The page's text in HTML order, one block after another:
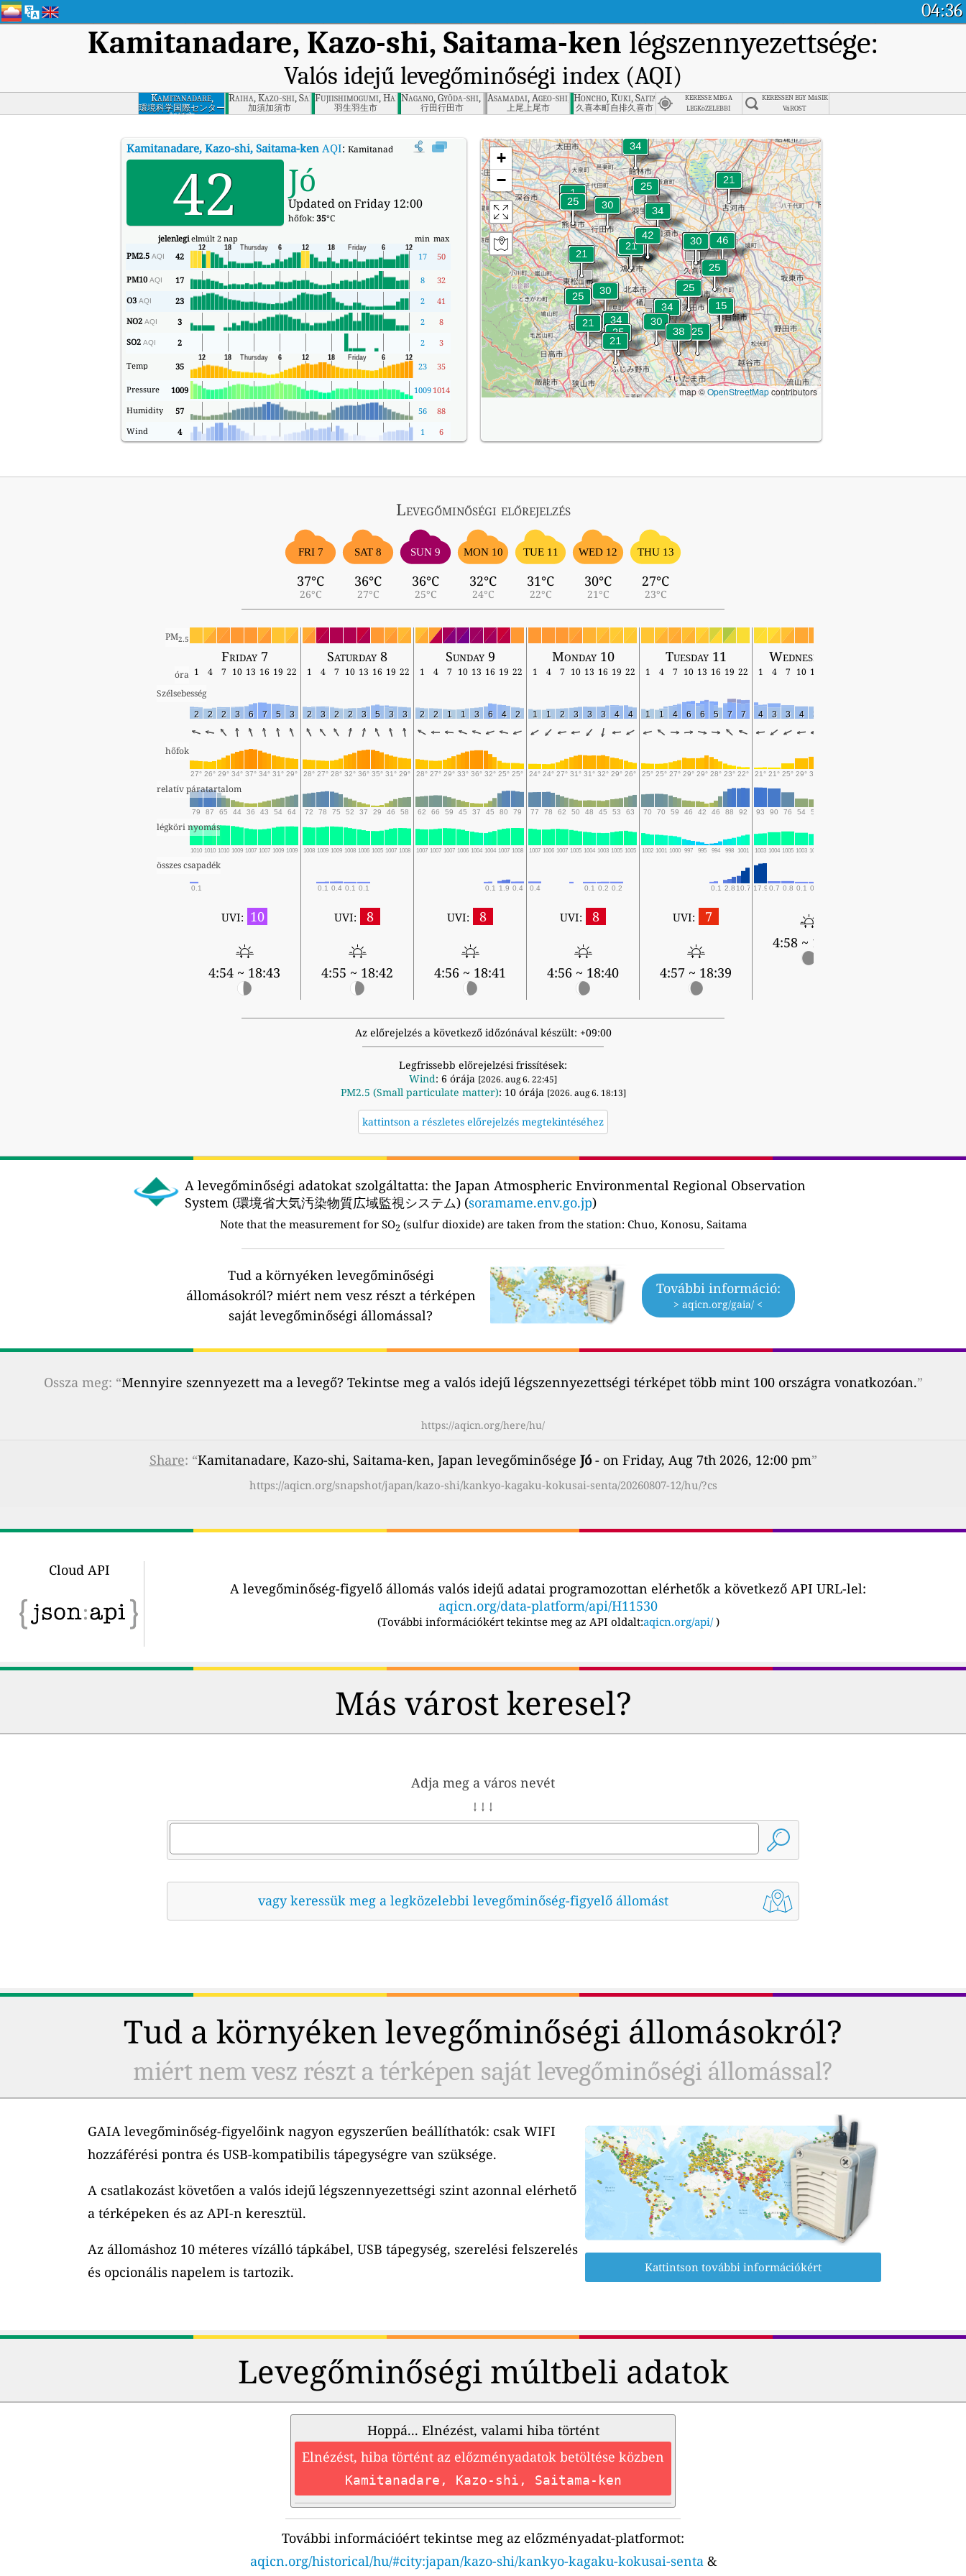
04:36
Kamitanadare, Kazo-shi, Saitama-ken légszennyezettsége:
Valós idejű levegőminőségi index (AQI)
Kamitanadare,
Kazo-shi, Saitama-
ken
環境科学国際センター
加須市
Raiha, Kazo-shi, Saitama-ken
加須加須市
Fujiishimogumi, Hanyu-shi, Saitama-ken
羽生羽生市
Nagano, Gyōda-shi, Saitama-ken
行田行田市
Asamadai, Ageo-shi, Saitama-ken
上尾上尾市
Honcho, Kuki, Saitama
久喜本町自排久喜市
KERESSE MEG A
LEGKöZELEBBI
KERESSEN EGY MáSIK
VáROST
Kamitanadare, Kazo-shi, Saitama-kenAQI: Kamitanadare, Kazo-shi, Saitama-ken valós idejű levegőminőségi indexe (AQI).
42 Jó
Updated on Friday 12:00
hőfok:35°C
jelenlegielmúlt 2 nap min max
PM2.5 AQI 42 17 50
PM10 AQI 17 8
32
O3 AQI 23 2
41
NO2 AQI 3 2
8
SO2 AQI 2 2 3
Temp 35 23 35
Pressure 1009 1009 1014
Humidity
57 56
88
Wind
4 1 6
+
−
map ©OpenStreetMapcontributors
Levegőminőségi előrejelzés
FRI 7
37°C
26°C
SAT 8
36°C
27°C
SUN 9
36°C
25°C
MON 10
32°C
24°C
TUE 11
31°C
22°C
WED 12
30°C
21°C
THU 13
27°C
23°C
PM2.5
Friday 7 Saturday 8 Sunday 9 Monday 10 Tuesday 11 Wednesday 12
óra 1 4 7 10 13 16 19 22 1 4 7 10 13 16 19 22 1 4 7 10 13 16 19 22 1 4 7 10 13 16 19 22 1 4 7 10 13 16 19 22 1 4 7 10 13
Szélsebesség
2 2 2 3 6 7 5 3 2 3 2 2 3 5 3 3 2 2 1 1 3 6 4 2 1 1 2 3 3 3 4 4 1 1 4 6 6 5 7 7 4 3 3 4 3
hőfok
27° 26° 29° 34° 37° 34° 31° 29° 28° 27° 28° 32° 36° 35° 31° 29° 28° 27° 29° 33° 36° 32° 25° 25° 24° 24° 27° 31° 31° 32° 29° 26° 25° 25° 27° 29° 29° 28° 23° 22° 21° 21° 25° 29° 30°
relatív páratartalom
79 87 65 44 36 43 54 64 72 78 75 52 37 29 46 58 62 66 59 45 37 45 80 79 77 78 62 50 48 45 53 63 70 70 59 46 42 46 88 92 93 90 76 54 51
légköri nyomás
1010 1010 1010 1009 1007 1007 1009 1009 1008 1009 1009 1008 1006 1005 1007 1008 1007 1007 1007 1006 1004 1004 1007 1008 1007 1006 1007 1005 1004 1003 1005 1005 1002 1001 1000 997 995 994 998 1001 1003 1004 1005 1003 1002
összes csapadék
0.1 0.1 0.4 0.1 0.1 0.1 1.9 0.4 0.4 0.1 0.2 0.2 0.1 2.8 10.7 17.9 0.7 0.8 0.1 0.1
UVI: 10
4:54 ~ 18:43
UVI: 8
4:55 ~ 18:42
UVI: 8
4:56 ~ 18:41
UVI: 8
4:56 ~ 18:40
UVI: 7
4:57 ~ 18:39
4:58 ~ 18:38
Az előrejelzés a következő időzónával készült: +09:00
Legfrissebb előrejelzési frissítések:
Wind: 6 órája [2026. aug 6. 22:45]
PM2.5 (Small particulate matter): 10 órája [2026. aug 6. 18:13]
kattintson a részletes előrejelzés megtekintéséhez
A levegőminőségi adatokat szolgáltatta: the Japan Atmospheric Environmental Regional Observation
System (環境省大気汚染物質広域監視システム) (soramame.env.go.jp)
Note that the measurement for SO2 (sulfur dioxide) are taken from the station: Chuo, Konosu, Saitama
Tud a környéken levegőminőségi
állomásokról? miért nem vesz részt a térképen
saját levegőminőségi állomással?
További információ:
> aqicn.org/gaia/ <
Ossza meg: “Mennyire szennyezett ma a levegő? Tekintse meg a valós idejű légszennyezettségi térképet több mint 100 országra vonatkozóan.”
https://aqicn.org/here/hu/
Share: “Kamitanadare, Kazo-shi, Saitama-ken, Japan levegőminősége Jó- on Friday, Aug 7th 2026, 12:00 pm”
https://aqicn.org/snapshot/japan/kazo-shi/kankyo-kagaku-kokusai-senta/20260807-12/hu/?cs
Cloud API
A levegőminőség-figyelő állomás valós idejű adatai programozottan elérhetők a következő API URL-lel:
aqicn.org/data-platform/api/H11530
(További információkért tekintse meg az API oldalt:aqicn.org/api/ )
Más várost keresel?
Adja meg a város nevét
↓ ↓ ↓
vagy keressük meg a legközelebbi levegőminőség-figyelő állomást
Tud a környéken levegőminőségi állomásokról?
miért nem vesz részt a térképen saját levegőminőségi állomással?
GAIA levegőminőség-figyelőink nagyon egyszerűen beállíthatók: csak WIFI
hozzáférési pontra és USB-kompatibilis tápegységre van szüksége.
A csatlakozást követően a valós idejű légszennyezettségi szint azonnal elérhető
a térképeken és az API-n keresztül.
Az állomáshoz 10 méteres vízálló tápkábel, USB tápegység, szerelési felszerelés
és opcionális napelem is tartozik.
Kattintson további információkért
Levegőminőségi múltbeli adatok
Hoppá... Elnézést, valami hiba történt
Elnézést, hiba történt az előzményadatok betöltése közben
Kamitanadare, Kazo-shi, Saitama-ken
További információért tekintse meg az előzményadat-platformot:
aqicn.org/historical/hu/#city:japan/kazo-shi/kankyo-kagaku-kokusai-senta&